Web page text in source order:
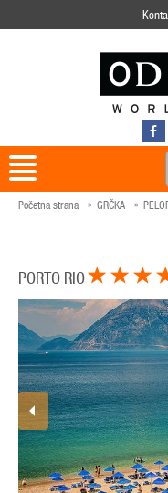
Početna strana GRČKA
PORTO RIO